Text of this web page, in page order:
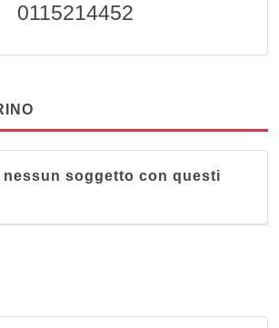
0115214452
nessun soggetto con questi